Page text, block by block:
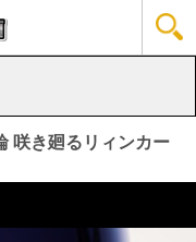
咲き廻るリィンカー